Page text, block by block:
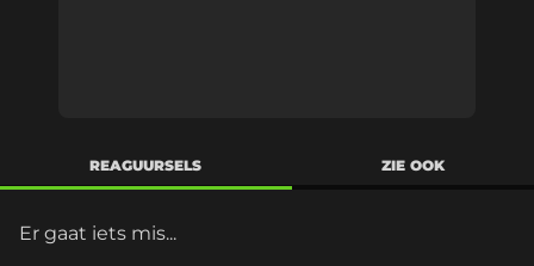
REAGUURSELS ZIE OOK
Er gaat iets mis...